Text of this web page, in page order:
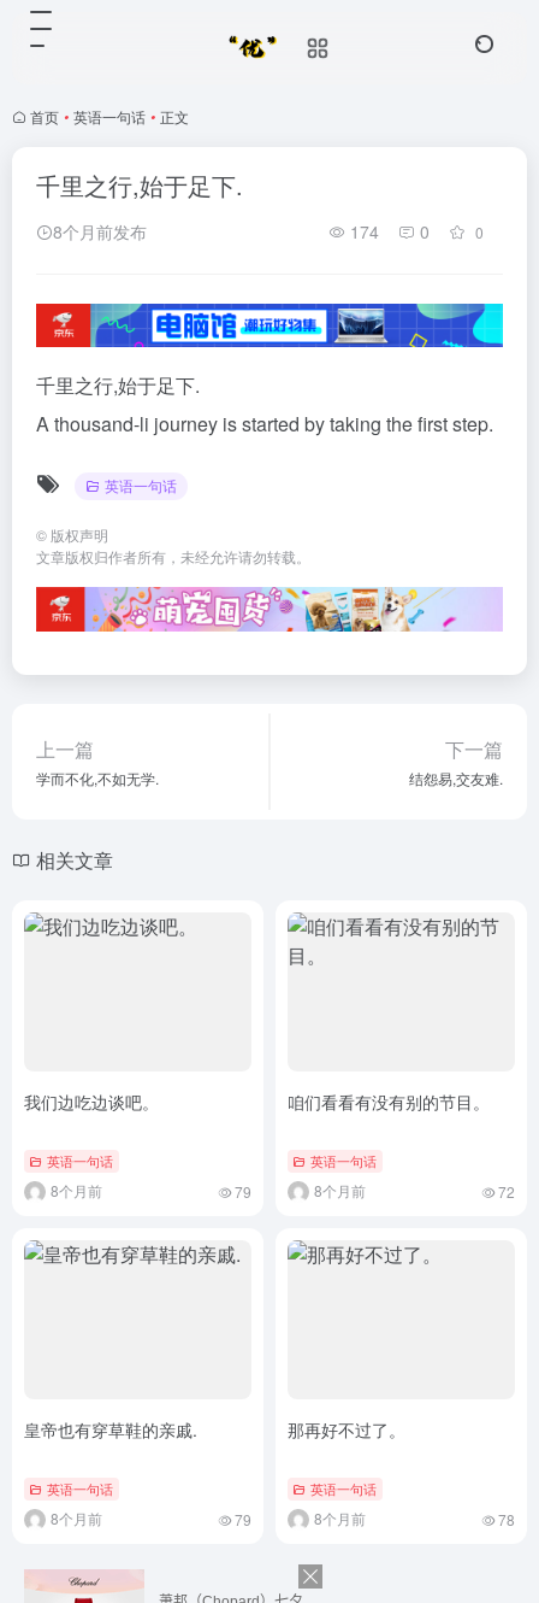
首页 • 英语一句话 • 正文
千里之行,始于足下.
8个月前发布 174 0 0
千里之行,始于足下.
A thousand-li journey is started by taking the first step.
英语一句话
© 版权声明
文章版权归作者所有，未经允许请勿转载。
上一篇
学而不化,不如无学.
下一篇
结怨易,交友难.
相关文章
我们边吃边谈吧。
英语一句话
8个月前 79
咱们看看有没有别的节目。
英语一句话
8个月前 72
皇帝也有穿草鞋的亲戚.
英语一句话
8个月前 79
那再好不过了。
英语一句话
8个月前 78